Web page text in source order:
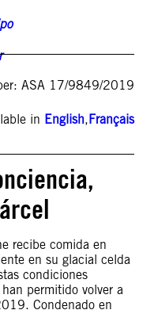
ASA 17/9849/2019
in English,Français
recibe comida en
en su glacial celda
condiciones
permitido volver a
Condenado en